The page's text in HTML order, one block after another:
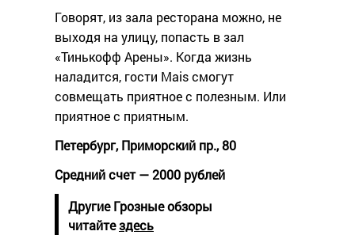
Говорят, из зала ресторана можно, не
выходя на улицу, попасть в зал
«Тинькофф Арены». Когда жизнь
наладится, гости Mais смогут
совмещать приятное с полезным. Или
приятное с приятным.
Петербург, Приморский пр., 80
Средний счет — 2000 рублей
Другие Грозные обзоры
читайтездесь